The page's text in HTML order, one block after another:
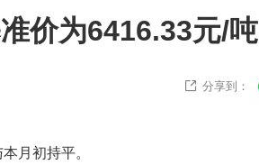
价为6416.33元/吨
 分享到：
月初持平。